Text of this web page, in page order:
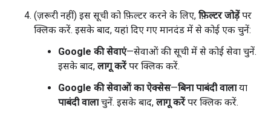
(ज़रूरी नहीं) इस सूची को फ़िल्टर करने के लिए, फ़िल्टर जोड़ेंपर
क्लिक करें. इसके बाद, यहां दिए गए मानदंड में से कोई एक चुनें:
Google की सेवाएं—सेवाओं की सूची में से कोई सेवा चुनें.
इसके बाद, लागू करेंपर क्लिक करें.
Google की सेवाओं का ऐक्सेस—बिना पाबंदी वालाया
पाबंदी वालाचुनें. इसके बाद, लागू करेंपर क्लिक करें.